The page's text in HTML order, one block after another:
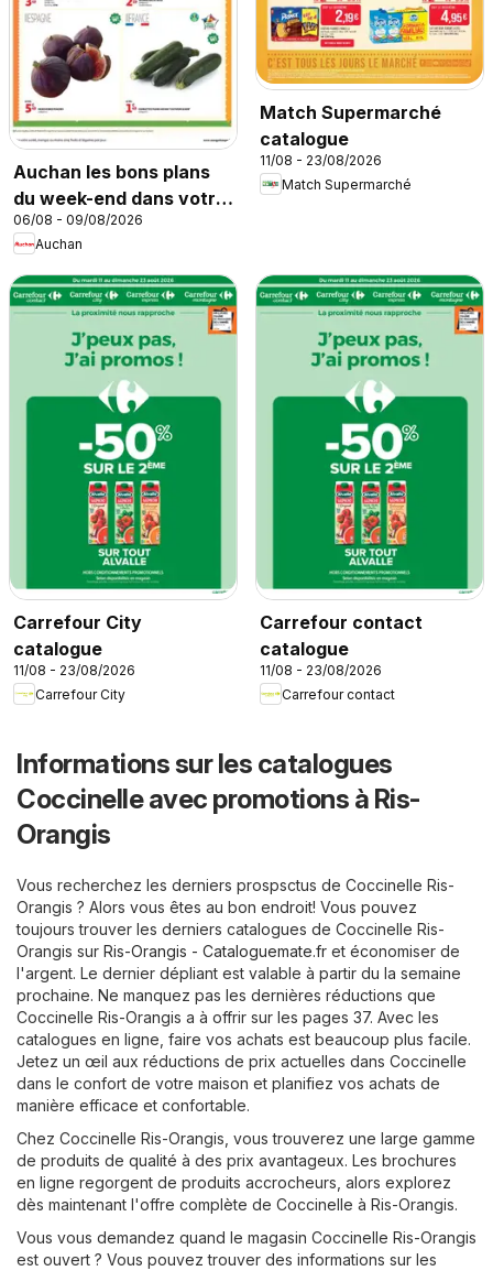
Auchan les bons plans
du week-end dans votre
super
06/08 - 09/08/2026
Auchan
Match Supermarché
catalogue
11/08 - 23/08/2026
Match Supermarché
Carrefour City
catalogue
11/08 - 23/08/2026
Carrefour City
Carrefour contact
catalogue
11/08 - 23/08/2026
Carrefour contact
Informations sur les catalogues
Coccinelle avec promotions à Ris-
Orangis
Vous recherchez les derniers prospsctus de Coccinelle Ris-
Orangis ? Alors vous êtes au bon endroit! Vous pouvez
toujours trouver les derniers catalogues de Coccinelle Ris-
Orangis sur Ris-Orangis - Cataloguemate.fr et économiser de
l'argent. Le dernier dépliant est valable à partir du la semaine
prochaine. Ne manquez pas les dernières réductions que
Coccinelle Ris-Orangis a à offrir sur les pages 37. Avec les
catalogues en ligne, faire vos achats est beaucoup plus facile.
Jetez un œil aux réductions de prix actuelles dans Coccinelle
dans le confort de votre maison et planifiez vos achats de
manière efficace et confortable.
Chez Coccinelle Ris-Orangis, vous trouverez une large gamme
de produits de qualité à des prix avantageux. Les brochures
en ligne regorgent de produits accrocheurs, alors explorez
dès maintenant l'offre complète de Coccinelle à Ris-Orangis.
Vous vous demandez quand le magasin Coccinelle Ris-Orangis
est ouvert ? Vous pouvez trouver des informations sur les